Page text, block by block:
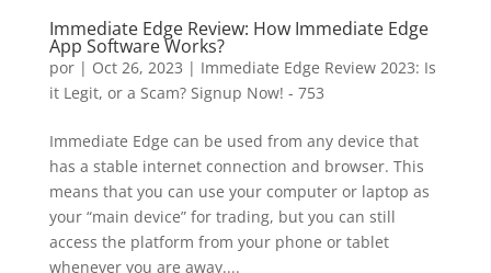
Immediate Edge Review: How Immediate Edge
App Software Works?
por | Oct 26, 2023 | Immediate Edge Review 2023: Is
it Legit, or a Scam? Signup Now! - 753
Immediate Edge can be used from any device that
has a stable internet connection and browser. This
means that you can use your computer or laptop as
your “main device” for trading, but you can still
access the platform from your phone or tablet
whenever you are away....